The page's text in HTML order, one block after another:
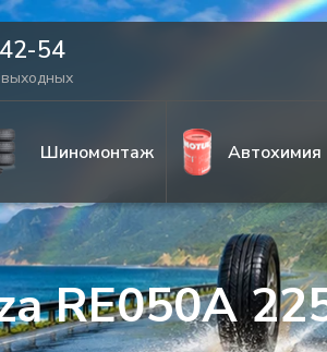
54
Шиномонтаж Автохимия
RE050A